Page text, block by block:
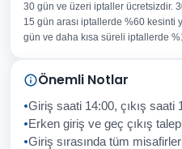
E-posta Adresiniz
Konu
Sorunuz
30 gün ve üzeri iptaller ücretsizdir.
15 gün arası iptallerde %60 kesinti
gün ve daha kısa süreli iptallerde
Önemli Notlar
Giriş saati 14:00, çıkış saati
Erken giriş ve geç çıkış
Giriş sırasında tüm